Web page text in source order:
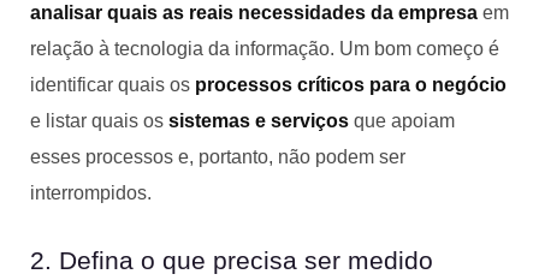
analisar quais as reais necessidades da empresa em
relação à tecnologia da informação. Um bom começo é
identificar quais os processos críticos para o negócio
e listar quais os sistemas e serviços que apoiam
esses processos e, portanto, não podem ser
interrompidos.
2. Defina o que precisa ser medido